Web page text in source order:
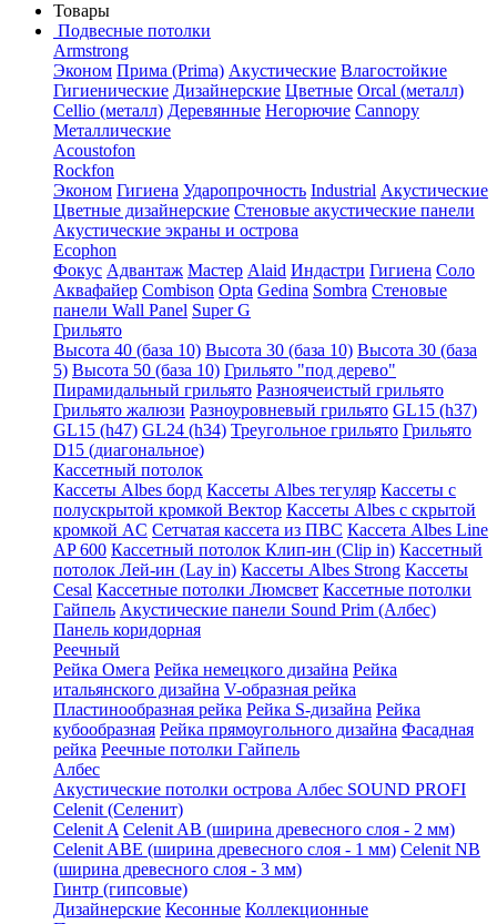
Товары
Подвесные потолки
Armstrong
Эконом Прима (Prima) Акустические Влагостойкие
Гигиенические Дизайнерские Цветные Orcal (металл)
Cellio (металл) Деревянные Негорючие Cannopy
Металлические
Acoustofon
Rockfon
Эконом Гигиена Ударопрочность Industrial Акустические
Цветные дизайнерские Стеновые акустические панели
Акустические экраны и острова
Ecophon
Фокус Адвантаж Мастер Alaid Индастри Гигиена Соло
Аквафайер Combison Opta Gedina Sombra Стеновые
панели Wall Panel Super G
Грильято
Высота 40 (база 10) Высота 30 (база 10) Высота 30 (база
5) Высота 50 (база 10) Грильято "под дерево"
Пирамидальный грильято Разноячеистый грильято
Грильято жалюзи Разноуровневый грильято GL15 (h37)
GL15 (h47) GL24 (h34) Треугольное грильято Грильято
D15 (диагональное)
Кассетный потолок
Кассеты Albes борд Кассеты Albes тегуляр Кассеты с
полускрытой кромкой Вектор Кассеты Albes с скрытой
кромкой AC Сетчатая кассета из ПВС Кассета Albes Line
AP 600 Кассетный потолок Клип-ин (Clip in) Кассетный
потолок Лей-ин (Lay in) Кассеты Albes Strong Кассеты
Cesal Кассетные потолки Люмсвет Кассетные потолки
Гайпель Акустические панели Sound Prim (Албес)
Панель коридорная
Реечный
Рейка Омега Рейка немецкого дизайна Рейка
итальянского дизайна V-образная рейка
Пластинообразная рейка Рейка S-дизайна Рейка
кубообразная Рейка прямоугольного дизайна Фасадная
рейка Реечные потолки Гайпель
Албес
Акустические потолки острова Албес SOUND PROFI
Celenit (Селенит)
Celenit A Celenit AB (ширина древесного слоя - 2 мм)
Celenit ABE (ширина древесного слоя - 1 мм) Celenit NB
(ширина древесного слоя - 3 мм)
Гинтр (гипсовые)
Дизайнерские Кесонные Коллекционные